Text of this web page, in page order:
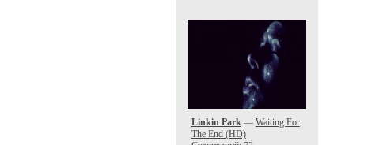
Linkin Park — Waiting For
The End (HD)